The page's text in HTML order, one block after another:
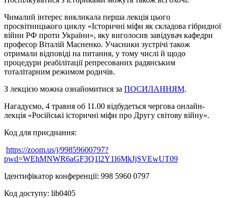
Чималий інтерес викликала перша лекція цього
просвітницького циклу «Історичні міфи як складова гібридної
війни РФ проти України», яку виголосив завідувач кафедри
професор Віталій Масненко. Учасники зустрічі також
отримали відповіді на питання, у тому числі й щодо
процедури реабілітації репресованих радянським
тоталітарним режимом родичів.
З лекцією можна ознайомитися за ПОСИЛАННЯМ.
Нагадуємо, 4 травня об 11.00 відбудеться чергова онлайн-
лекція «Російські історичні міфи про Другу світову війну».
Код для приєднання:
https://zoom.us/j/99859600797?
pwd=WEhMNWR6aGF3Q1l2Y1l6MkJjSVEwUT09
Ідентифікатор конференції: 998 5960 0797
Код доступу: lib0405